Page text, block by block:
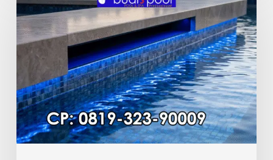
Material
Mosaic
Kolam
Renang